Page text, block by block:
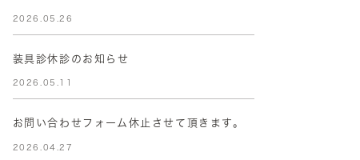
2026.05.26
装具診休診のお知らせ
2026.05.11
お問い合わせフォーム休止させて頂きます。
2026.04.27